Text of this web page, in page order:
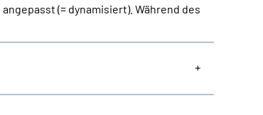
(= dynamisiert). Während des